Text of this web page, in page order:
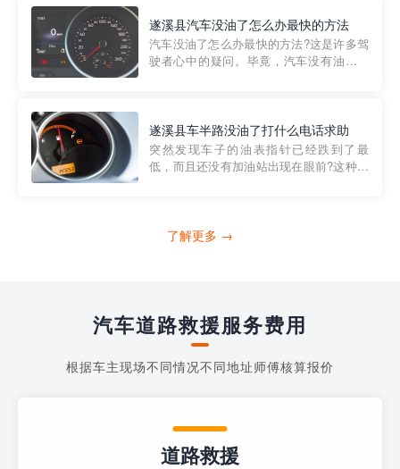
的送油师傅，解决没油的紧急情况。 首
先，让我们来了解一下穿...
遂溪县汽车没油了怎么办最快的方法
汽车没油了怎么办最快的方法?这是许多驾
驶者心中的疑问。毕竟，汽车没有油就无
越者小程序是一款专门解决汽车没油问题
的在线服务平台。通过...
遂溪县车半路没油了打什么电话求助
突然发现车子的油表指针已经跌到了最
低，而且还没有加油站出现在眼前?这种情
打4006363122请求送油人员来帮助你。
了解更多 →
汽车道路救援服务费用
根据车主现场不同情况不同地址师傅核算报价
道路救援